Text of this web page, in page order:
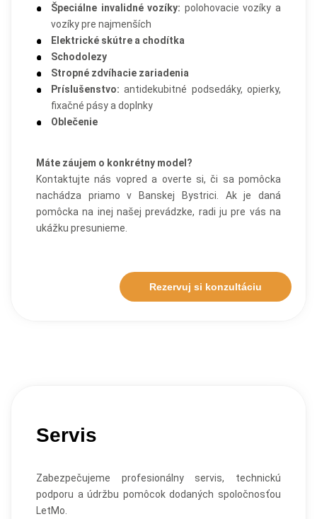
Špeciálne invalidné vozíky: polohovacie vozíky a
vozíky pre najmenších
Elektrické skútre a chodítka
Schodolezy
Stropné zdvíhacie zariadenia
Príslušenstvo: antidekubitné podsedáky, opierky,
fixačné pásy a doplnky
Oblečenie
Máte záujem o konkrétny model?
Kontaktujte nás vopred a overte si, či sa pomôcka
nachádza priamo v Banskej Bystrici. Ak je daná
pomôcka na inej našej prevádzke, radi ju pre vás na
ukážku presunieme.
Rezervuj si konzultáciu
Servis
Zabezpečujeme profesionálny servis, technickú
podporu a údržbu pomôcok dodaných spoločnosťou
LetMo.